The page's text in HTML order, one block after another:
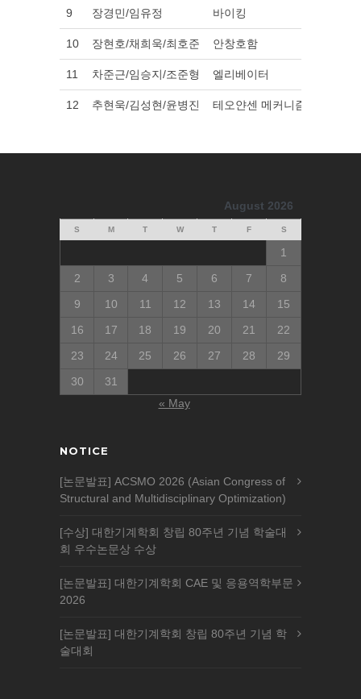
9 장경민/임유정 바이킹
10 장현호/채희욱/최호준 안창호함
11 차준근/임승지/조준형 엘리베이터
12 추현욱/김성현/윤병진 테오얀센 메커니즘
August 2026
S M T W T F S
1
2
3 4 5 6 7
8
9
10 11 12 13 14
15
16
17 18 19 20 21
22
23
24 25 26 27 28
29
30
31
« May
NOTICE
[논문발표] ACSMO 2026 (Asian Congress of
Structural and Multidisciplinary Optimization)
[수상] 대한기계학회 창립 80주년 기념 학술대
회 우수논문상 수상
[논문발표] 대한기계학회 CAE 및 응용역학부문
2026
[논문발표] 대한기계학회 창립 80주년 기념 학
술대회